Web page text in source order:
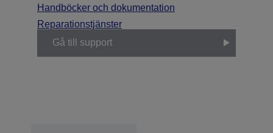
Handböcker och dokumentation
Reparationstjänster
Gå till support